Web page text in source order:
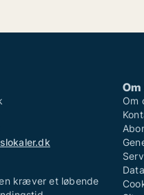
kræver et løbende
Om